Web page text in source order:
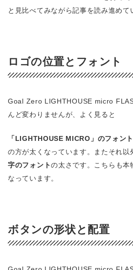
と見比べてみながら記事を読み進めて
ロゴの位置とフォント
Goal Zero LIGHTHOUSE micro
んど変わりませんが、よく見ると
「LIGHTHOUSE MICRO」のフォン
の方が太くなっています。またそれ以
字のフォントの太さです。こちらも本
なっています。
ボタンの形状と配置